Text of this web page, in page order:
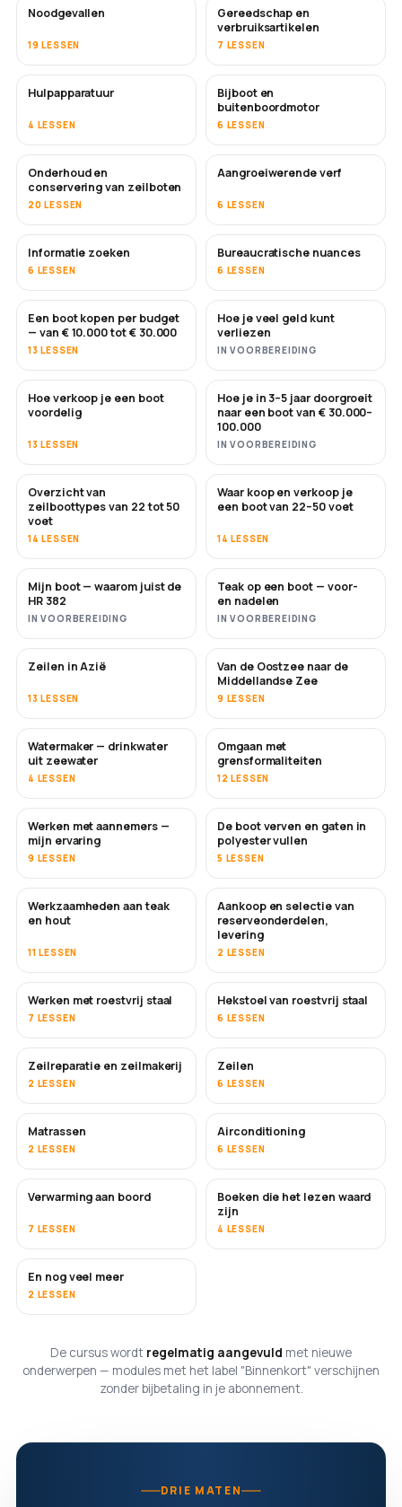
Noodgevallen
19 LESSEN
Gereedschap en
verbruiksartikelen
7 LESSEN
Hulpapparatuur
4 LESSEN
Bijboot en
buitenboordmotor
6 LESSEN
Onderhoud en
conservering van zeilboten
20 LESSEN
BINNENKORT
Aangroeiwerende verf
6 LESSEN
Informatie zoeken
6 LESSEN
Bureaucratische nuances
6 LESSEN
BINNENKORT
Een boot kopen per budget
— van € 10.000 tot € 30.000
13 LESSEN
BINNENKORT
Hoe je veel geld kunt
verliezen
IN VOORBEREIDING
NIEUW
Hoe verkoop je een boot
voordelig
13 LESSEN
NIEUW
Hoe je in 3–5 jaar doorgroeit
naar een boot van € 30.000–
100.000
IN VOORBEREIDING
BINNENKORT
Overzicht van
zeilboottypes van 22 tot 50
voet
14 LESSEN
BINNENKORT
Waar koop en verkoop je
een boot van 22–50 voet
14 LESSEN
BINNENKORT
Mijn boot — waarom juist de
HR 382
IN VOORBEREIDING
BINNENKORT
Teak op een boot — voor-
en nadelen
IN VOORBEREIDING
BINNENKORT
Zeilen in Azië
13 LESSEN
BINNENKORT
Van de Oostzee naar de
Middellandse Zee
9 LESSEN
BINNENKORT
Watermaker — drinkwater
uit zeewater
4 LESSEN
Omgaan met
grensformaliteiten
12 LESSEN
BINNENKORT
Werken met aannemers —
mijn ervaring
9 LESSEN
BINNENKORT
De boot verven en gaten in
polyester vullen
5 LESSEN
Werkzaamheden aan teak
en hout
11 LESSEN
BINNENKORT
Aankoop en selectie van
reserveonderdelen,
levering
2 LESSEN
BINNENKORT
Werken met roestvrij staal
7 LESSEN
Hekstoel van roestvrij staal
6 LESSEN
BINNENKORT
Zeilreparatie en zeilmakerij
2 LESSEN
Zeilen
6 LESSEN
Matrassen
2 LESSEN
BINNENKORT
Airconditioning
6 LESSEN
BINNENKORT
Verwarming aan boord
7 LESSEN
BINNENKORT
Boeken die het lezen waard
zijn
4 LESSEN
BINNENKORT
En nog veel meer
2 LESSEN
De cursus wordt regelmatig aangevuld met nieuwe
onderwerpen — modules met het label "Binnenkort" verschijnen
zonder bijbetaling in je abonnement.
DRIE MATEN